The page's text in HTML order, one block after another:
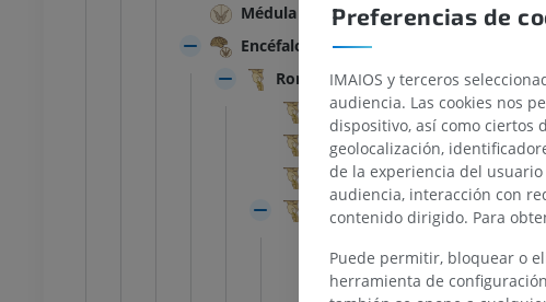
Médula espinal
Encéfalo
Rombencéfalo; Cerebro posterior
Funciones externas
Funciones internas
Mielencéfalo; Médula
Metencéfalo; Puente y
Funciones internas
IRM normal del tobillo
IRM
PREMIUM
Antepié RM
Preferencias de
IMAIOS y terceros
audiencia. Las cookies nos
dispositivo, así como ciertos
geolocalización,
de la experiencia del
audiencia, interacción con
contenido dirigido. Para
Puede permitir, bloquear o
herramienta de